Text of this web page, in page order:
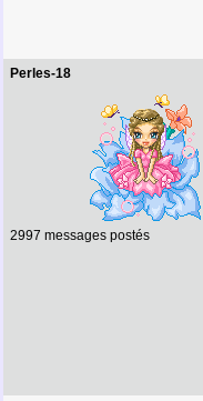
Perles-18
2997 messages postés